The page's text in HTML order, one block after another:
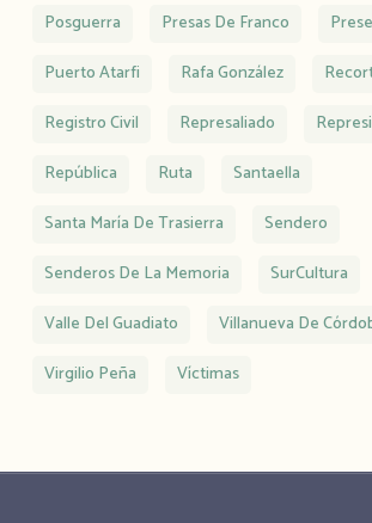
Posguerra
Presas De Franco
Puerto Atarfi
Rafa González
Registro Civil
Represaliado
República
Ruta
Santaella
Santa María De Trasierra
Sendero
Senderos De La Memoria
SurCultura
Valle Del Guadiato
Villanueva De
Virgilio Peña
Víctimas